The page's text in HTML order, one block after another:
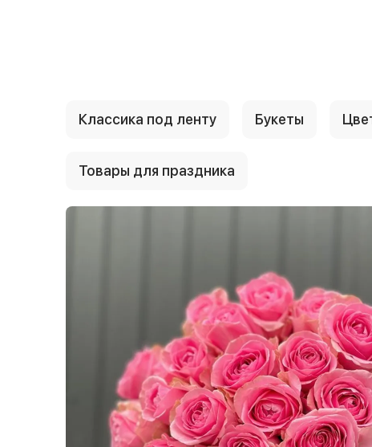
Классика под ленту Букеты
Товары для праздника